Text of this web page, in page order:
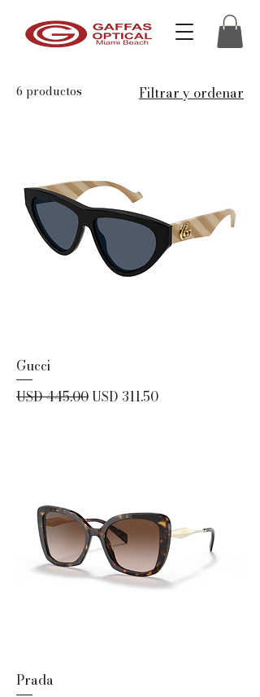
6 productos Filtrar y ordenar
Gucci
Precio
USD 445.00Precio de oferta
USD 311.50
Prada